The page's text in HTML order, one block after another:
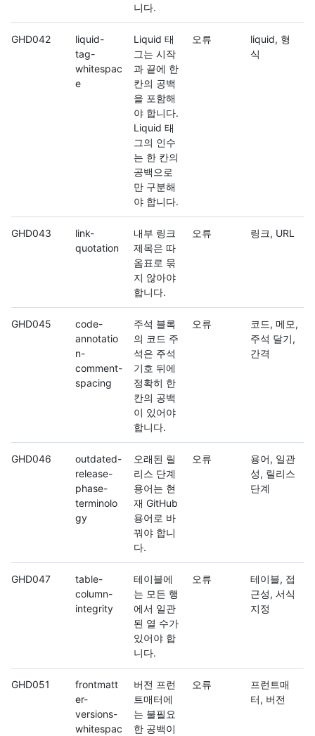
니다.
GHD042
liquid-
tag-
whitespac
e
Liquid 태
그는 시작
과 끝에 한
칸의 공백
을 포함해
야 합니다.
Liquid 태
그의 인수
는 한 칸의
공백으로
만 구분해
야 합니다.
오류
liquid, 형
식
GHD043
link-
quotation
내부 링크
제목은 따
옴표로 묶
지 않아야
합니다.
오류 링크, URL
GHD045
code-
annotatio
n-
comment-
spacing
주석 블록
의 코드 주
석은 주석
기호 뒤에
정확히 한
칸의 공백
이 있어야
합니다.
오류
코드, 메모,
주석 달기,
간격
GHD046
outdated-
release-
phase-
terminolo
gy
오래된 릴
리스 단계
용어는 현
재 GitHub
용어로 바
꿔야 합니
다.
오류
용어, 일관
성, 릴리스
단계
GHD047
table-
column-
integrity
테이블에
는 모든 행
에서 일관
된 열 수가
있어야 합
니다.
오류
테이블, 접
근성, 서식
지정
GHD051
frontmatt
er-
versions-
whitespac
버전 프런
트매터에
는 불필요
한 공백이
오류
프런트매
터, 버전